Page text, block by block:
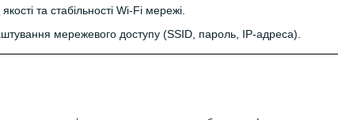
та стабільності Wi-Fi мережі.
мережевого доступу (SSID, пароль, IP-адреса).